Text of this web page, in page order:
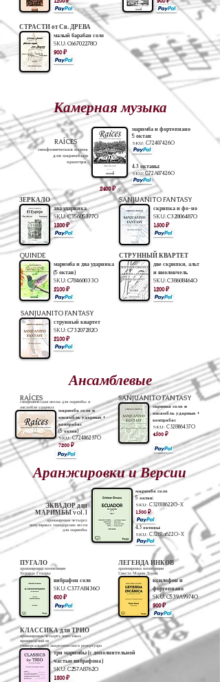
СТРАСТИ от Св. ДРЕВА
малый барабан соло
SKU: C66702278O
900 ₽
Камерная музыка
RAÍCES
симфоническая поэма
для маримбы и
оркестра
маримба и фортепиано
5 октав:
SKU: C72407426O
4.3 октавы:
SKU: C72A07426O
2400 ₽
ЗЕРКАЛО
два ударника
SKU:C35605377O
1800 ₽
QUINDE
маримба и два ударника
(5 октав)
SKU: C78460033O
2100 ₽
SANJUANITO FANTASY
скрипка и фо-но
SKU: C32806487O
1500 ₽
СТРУННЫЙ КВАРТЕТ
две скрипки, альт
и виолончель
SKU: C38608464O
1200 ₽
SANJUANITO FANTASY
струнный квартет
SKU: C73207282O
2100 ₽
Ансамблевые
RAÍCES
симфоническая поэма для маримбы и
ансамбля ударных
маримба соло и
ансамбль ударных +
контрабас
(5 октав)
SKU:C72406237O
7200 ₽
SANJUANITO FANTASY
скрипка соло и
ансамбль ударных +
контрабас
SKU: C32806437O
4500 ₽
Аранжировки и Версии
ЭКВАДОР для
МАРИМБЫ vol. I
аранжировки четырех
популярных эквадорских песен
для маримбы
маримба соло
5 октав:
SKU: C32810622O-X
1500 ₽
4.3 октавы:
SKU: C3281a622O-X
ПУГАЛО
аранжировка композиции
Херардо Гевары
вибрафон соло
SKU: C377A8436O
600 ₽
ЛЕГЕНДА ИНКОВ
аранжировка композиции
Сиксто Марии Дуран
ксилофон и
фортепиано
SKU:C539A9974O
900 ₽
КЛАССИКА для ТРИО
аранжировки четырёх известных
произведений из
универсального академического репертуара
три маримбы (с дополнительной
частью вибрафона)
SKU:C257A8762O
1800 ₽